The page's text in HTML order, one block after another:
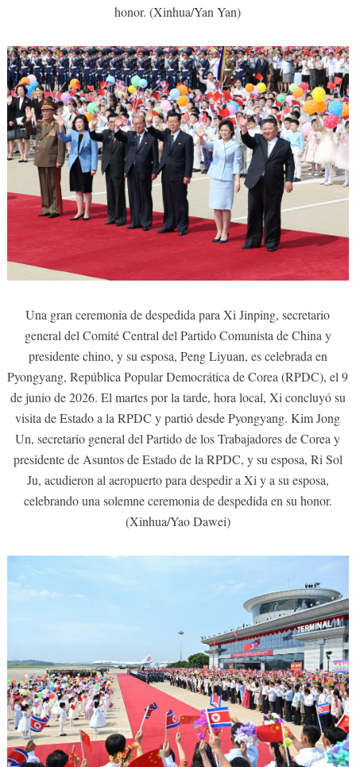
honor. (Xinhua/Yan Yan)
Una gran ceremonia de despedida para Xi Jinping, secretario
general del Comité Central del Partido Comunista de China y
presidente chino, y su esposa, Peng Liyuan, es celebrada en
Pyongyang, República Popular Democrática de Corea (RPDC), el 9
de junio de 2026. El martes por la tarde, hora local, Xi concluyó su
visita de Estado a la RPDC y partió desde Pyongyang. Kim Jong
Un, secretario general del Partido de los Trabajadores de Corea y
presidente de Asuntos de Estado de la RPDC, y su esposa, Ri Sol
Ju, acudieron al aeropuerto para despedir a Xi y a su esposa,
celebrando una solemne ceremonia de despedida en su honor.
(Xinhua/Yao Dawei)